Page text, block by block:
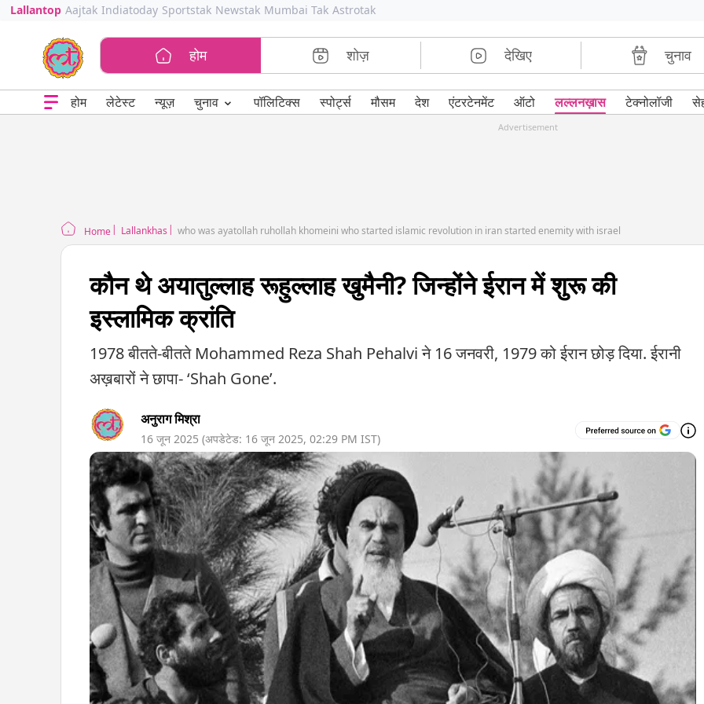
Lallantop Aajtak Indiatoday Sportstak Newstak Mumbai Tak Astrotak
होम शोज़ देखिए चुनाव
होम लेटेस्ट न्यूज़ चुनाव ⌄ पॉलिटिक्स स्पोर्ट्स मौसम देश एंटरटेनमेंट ऑटो लल्लनख़ास टेक्नोलॉजी
Advertisement
Home Lallankhas who was ayatollah ruhollah khomeini who started islamic revolution in iran started enemity with israel
कौन थे अयातुल्लाह रूहुल्लाह खुमैनी? जिन्होंने ईरान में शुरू की
इस्लामिक क्रांति
1978 बीतते-बीतते Mohammed Reza Shah Pehalvi ने 16 जनवरी, 1979 को ईरान छोड़ दिया. ईरानी
अख़बारों ने छापा- ‘Shah Gone’.
अनुराग मिश्रा
16 जून 2025 (अपडेटेड: 16 जून 2025, 02:29 PM IST)